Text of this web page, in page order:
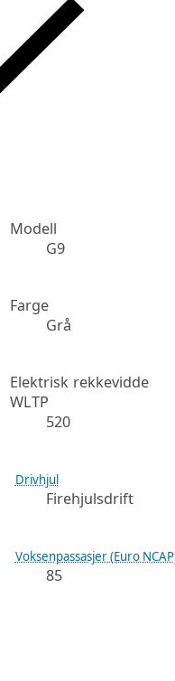
Modell
G9
Farge
Grå
Elektrisk rekkevidde
WLTP
520
Drivhjul
Firehjulsdrift
Voksenpassasjer (Euro
85